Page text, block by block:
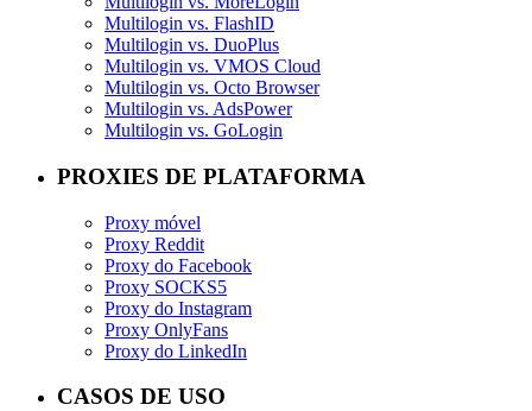
Multilogin vs. FlashID
Multilogin vs. DuoPlus
Multilogin vs. VMOS Cloud
Multilogin vs. Octo Browser
Multilogin vs. AdsPower
Multilogin vs. GoLogin
PROXIES DE PLATAFORMA
Proxy móvel
Proxy Reddit
Proxy do Facebook
Proxy SOCKS5
Proxy do Instagram
Proxy OnlyFans
Proxy do LinkedIn
CASOS DE USO